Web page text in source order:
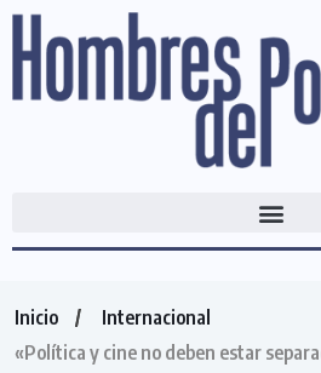
Inicio
Internacional
«Política y cine no deben estar